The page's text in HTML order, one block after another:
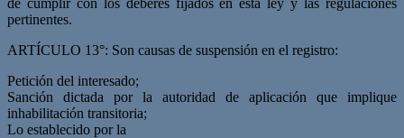
pertinentes.
ARTÍCULO 13°: Son causas de suspensión en el registro:
Petición del interesado;
Sanción dictada por la autoridad de aplicación que implique
inhabilitación transitoria;
Lo establecido por la